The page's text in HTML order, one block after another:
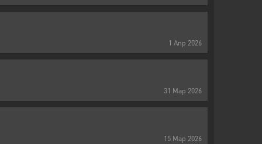
1 Апр 2026
31 Мар 2026
15 Мар 2026